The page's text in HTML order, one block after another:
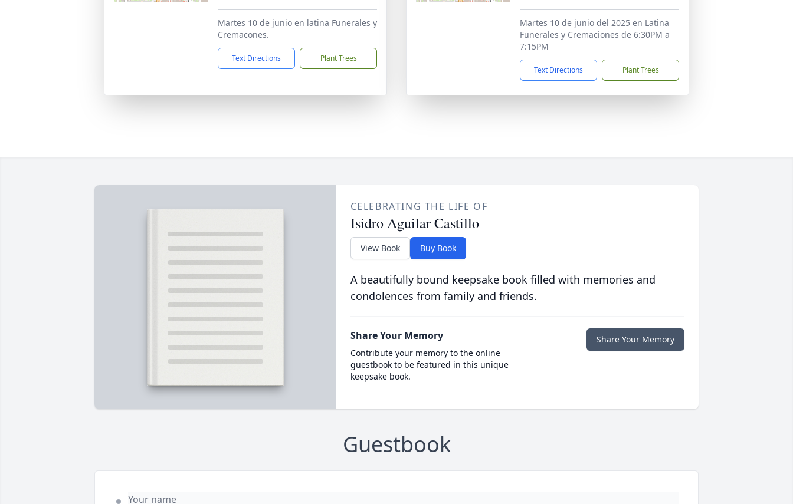
Martes 10 de junio en latina Funerales y
Cremacones.
Text Directions Plant Trees
Martes 10 de junio del 2025 en Latina
Funerales y Cremaciones de 6:30PM a
7:15PM
Text Directions Plant Trees
CELEBRATING THE LIFE OF
Isidro Aguilar Castillo
View Book Buy Book
A beautifully bound keepsake book filled with memories and
condolences from family and friends.
Share Your Memory
Contribute your memory to the online
guestbook to be featured in this unique
keepsake book.
Share Your Memory
Guestbook